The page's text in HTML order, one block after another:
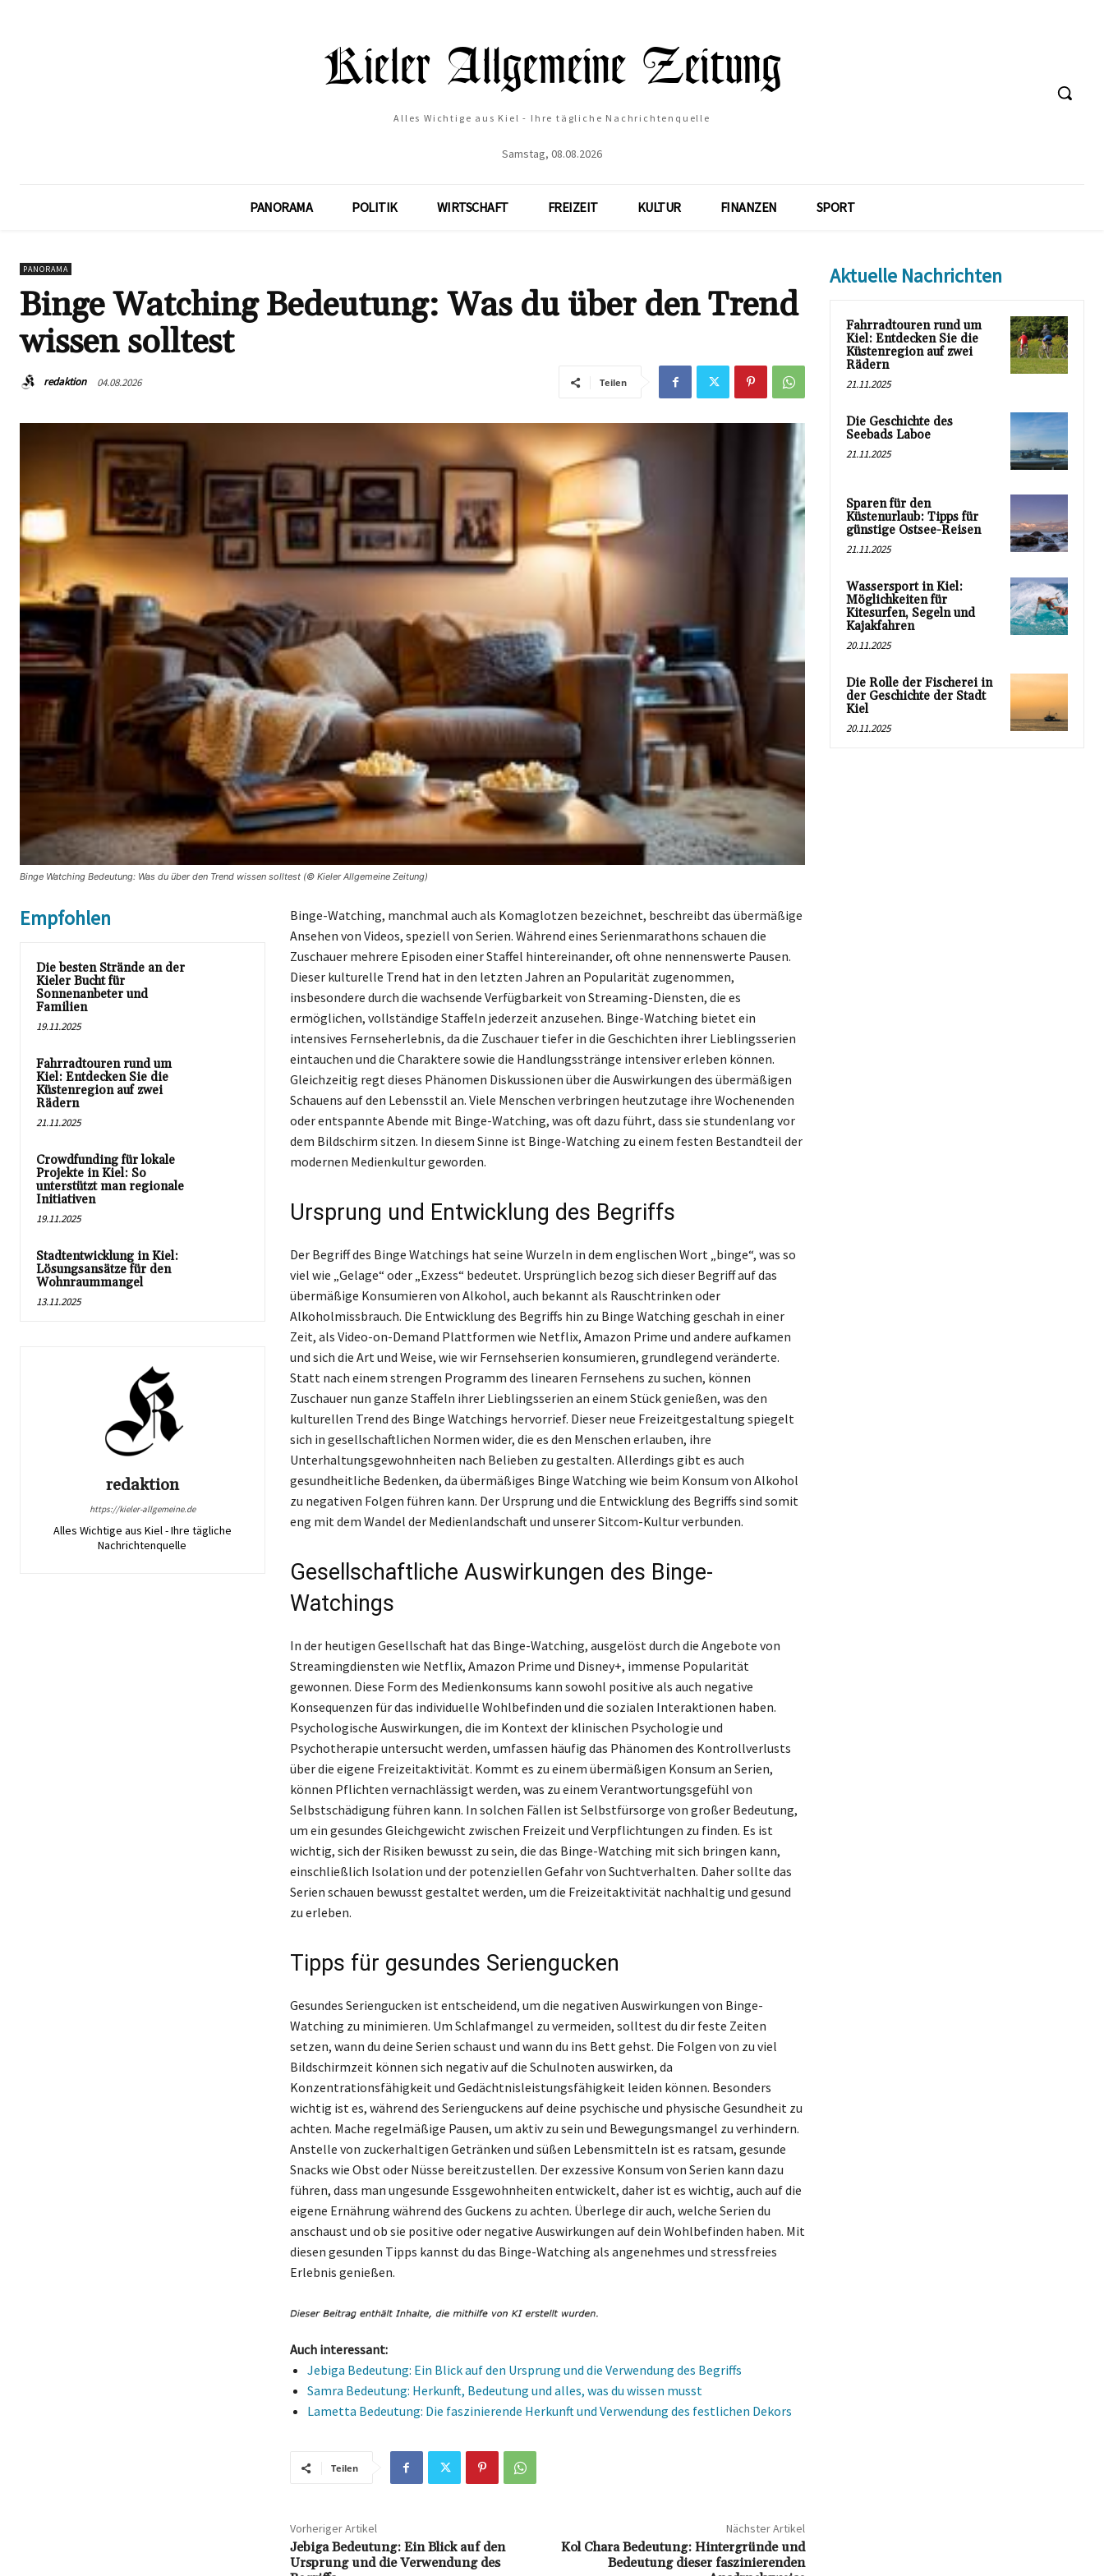
Alles Wichtige aus Kiel - Ihre tägliche Nachrichtenquelle
Samstag, 08.08.2026
PANORAMA POLITIK WIRTSCHAFT FREIZEIT KULTUR FINANZEN SPORT
PANORAMA
Binge Watching Bedeutung: Was du über den Trend
wissen solltest
redaktion 04.08.2026 Teilen
Binge Watching Bedeutung: Was du über den Trend wissen solltest (© Kieler Allgemeine Zeitung)
Empfohlen
Die besten Strände an der
Kieler Bucht für
Sonnenanbeter und
Familien
19.11.2025
Fahrradtouren rund um
Kiel: Entdecken Sie die
Küstenregion auf zwei
Rädern
21.11.2025
Crowdfunding für lokale
Projekte in Kiel: So
unterstützt man regionale
Initiativen
19.11.2025
Stadtentwicklung in Kiel:
Lösungsansätze für den
Wohnraummangel
13.11.2025
redaktion
https://kieler-allgemeine.de
Alles Wichtige aus Kiel - Ihre tägliche
Nachrichtenquelle
Binge-Watching, manchmal auch als Komaglotzen bezeichnet, beschreibt das übermäßige
Ansehen von Videos, speziell von Serien. Während eines Serienmarathons schauen die
Zuschauer mehrere Episoden einer Staffel hintereinander, oft ohne nennenswerte Pausen.
Dieser kulturelle Trend hat in den letzten Jahren an Popularität zugenommen,
insbesondere durch die wachsende Verfügbarkeit von Streaming-Diensten, die es
ermöglichen, vollständige Staffeln jederzeit anzusehen. Binge-Watching bietet ein
intensives Fernseherlebnis, da die Zuschauer tiefer in die Geschichten ihrer Lieblingsserien
eintauchen und die Charaktere sowie die Handlungsstränge intensiver erleben können.
Gleichzeitig regt dieses Phänomen Diskussionen über die Auswirkungen des übermäßigen
Schauens auf den Lebensstil an. Viele Menschen verbringen heutzutage ihre Wochenenden
oder entspannte Abende mit Binge-Watching, was oft dazu führt, dass sie stundenlang vor
dem Bildschirm sitzen. In diesem Sinne ist Binge-Watching zu einem festen Bestandteil der
modernen Medienkultur geworden.
Ursprung und Entwicklung des Begriffs
Der Begriff des Binge Watchings hat seine Wurzeln in dem englischen Wort „binge“, was so
viel wie „Gelage“ oder „Exzess“ bedeutet. Ursprünglich bezog sich dieser Begriff auf das
übermäßige Konsumieren von Alkohol, auch bekannt als Rauschtrinken oder
Alkoholmissbrauch. Die Entwicklung des Begriffs hin zu Binge Watching geschah in einer
Zeit, als Video-on-Demand Plattformen wie Netflix, Amazon Prime und andere aufkamen
und sich die Art und Weise, wie wir Fernsehserien konsumieren, grundlegend veränderte.
Statt nach einem strengen Programm des linearen Fernsehens zu suchen, können
Zuschauer nun ganze Staffeln ihrer Lieblingsserien an einem Stück genießen, was den
kulturellen Trend des Binge Watchings hervorrief. Dieser neue Freizeitgestaltung spiegelt
sich in gesellschaftlichen Normen wider, die es den Menschen erlauben, ihre
Unterhaltungsgewohnheiten nach Belieben zu gestalten. Allerdings gibt es auch
gesundheitliche Bedenken, da übermäßiges Binge Watching wie beim Konsum von Alkohol
zu negativen Folgen führen kann. Der Ursprung und die Entwicklung des Begriffs sind somit
eng mit dem Wandel der Medienlandschaft und unserer Sitcom-Kultur verbunden.
Gesellschaftliche Auswirkungen des Binge-
Watchings
In der heutigen Gesellschaft hat das Binge-Watching, ausgelöst durch die Angebote von
Streamingdiensten wie Netflix, Amazon Prime und Disney+, immense Popularität
gewonnen. Diese Form des Medienkonsums kann sowohl positive als auch negative
Konsequenzen für das individuelle Wohlbefinden und die sozialen Interaktionen haben.
Psychologische Auswirkungen, die im Kontext der klinischen Psychologie und
Psychotherapie untersucht werden, umfassen häufig das Phänomen des Kontrollverlusts
über die eigene Freizeitaktivität. Kommt es zu einem übermäßigen Konsum an Serien,
können Pflichten vernachlässigt werden, was zu einem Verantwortungsgefühl von
Selbstschädigung führen kann. In solchen Fällen ist Selbstfürsorge von großer Bedeutung,
um ein gesundes Gleichgewicht zwischen Freizeit und Verpflichtungen zu finden. Es ist
wichtig, sich der Risiken bewusst zu sein, die das Binge-Watching mit sich bringen kann,
einschließlich Isolation und der potenziellen Gefahr von Suchtverhalten. Daher sollte das
Serien schauen bewusst gestaltet werden, um die Freizeitaktivität nachhaltig und gesund
zu erleben.
Tipps für gesundes Seriengucken
Gesundes Seriengucken ist entscheidend, um die negativen Auswirkungen von Binge-
Watching zu minimieren. Um Schlafmangel zu vermeiden, solltest du dir feste Zeiten
setzen, wann du deine Serien schaust und wann du ins Bett gehst. Die Folgen von zu viel
Bildschirmzeit können sich negativ auf die Schulnoten auswirken, da
Konzentrationsfähigkeit und Gedächtnisleistungsfähigkeit leiden können. Besonders
wichtig ist es, während des Serienguckens auf deine psychische und physische Gesundheit zu
achten. Mache regelmäßige Pausen, um aktiv zu sein und Bewegungsmangel zu verhindern.
Anstelle von zuckerhaltigen Getränken und süßen Lebensmitteln ist es ratsam, gesunde
Snacks wie Obst oder Nüsse bereitzustellen. Der exzessive Konsum von Serien kann dazu
führen, dass man ungesunde Essgewohnheiten entwickelt, daher ist es wichtig, auch auf die
eigene Ernährung während des Guckens zu achten. Überlege dir auch, welche Serien du
anschaust und ob sie positive oder negative Auswirkungen auf dein Wohlbefinden haben. Mit
diesen gesunden Tipps kannst du das Binge-Watching als angenehmes und stressfreies
Erlebnis genießen.
Auch interessant:
Jebiga Bedeutung: Ein Blick auf den Ursprung und die Verwendung des Begriffs
Samra Bedeutung: Herkunft, Bedeutung und alles, was du wissen musst
Lametta Bedeutung: Die faszinierende Herkunft und Verwendung des festlichen Dekors
Teilen
Vorheriger Artikel
Jebiga Bedeutung: Ein Blick auf den
Ursprung und die Verwendung des
Nächster Artikel
Kol Chara Bedeutung: Hintergründe und
Bedeutung dieser faszinierenden
Aktuelle Nachrichten
Fahrradtouren rund um
Kiel: Entdecken Sie die
Küstenregion auf zwei
Rädern
21.11.2025
Die Geschichte des
Seebads Laboe
21.11.2025
Sparen für den
Küstenurlaub: Tipps für
günstige Ostsee-Reisen
21.11.2025
Wassersport in Kiel:
Möglichkeiten für
Kitesurfen, Segeln und
Kajakfahren
20.11.2025
Die Rolle der Fischerei in
der Geschichte der Stadt
Kiel
20.11.2025